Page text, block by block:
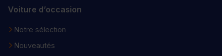
Voiture d’occasion
Notre sélection
Nouveautés